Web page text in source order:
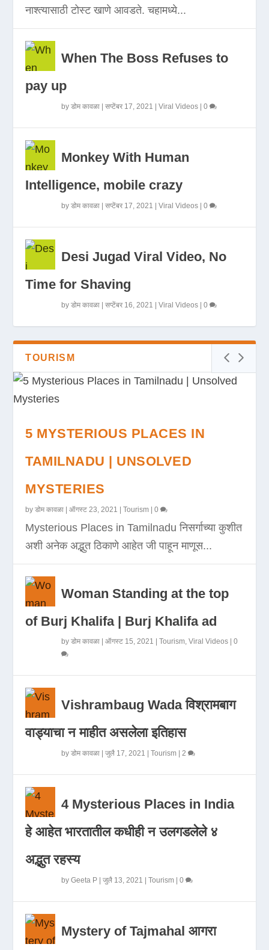
नाश्त्यासाठी टोस्ट खाणे आवडते. चहामध्ये...
When The Boss Refuses to
pay up
byडोम कावळा |सप्टेंबर 17, 2021 |Viral Videos |0
Monkey With Human
Intelligence, mobile crazy
byडोम कावळा |सप्टेंबर 17, 2021 |Viral Videos |0
Desi Jugad Viral Video, No
Time for Shaving
byडोम कावळा |सप्टेंबर 16, 2021 |Viral Videos |0
TOURISM
5 MYSTERIOUS PLACES IN
TAMILNADU | UNSOLVED
MYSTERIES
byडोम कावळा |ऑगस्ट 23, 2021 |Tourism |0
Mysterious Places in Tamilnadu निसर्गाच्या कुशीत
अशी अनेक अद्भुत ठिकाणे आहेत जी पाहून माणूस...
Woman Standing at the top
of Burj Khalifa | Burj Khalifa ad
byडोम कावळा |ऑगस्ट 15, 2021 |Tourism ,Viral Videos |0
Vishrambaug Wada विश्रामबाग
वाड्याचा न माहीत असलेला इतिहास
byडोम कावळा |जुलै 17, 2021 |Tourism | 2
4 Mysterious Places in India
हे आहेत भारतातील कधीही न उलगडलेले ४
अद्भुत रहस्य
byGeeta P |जुलै 13, 2021 |Tourism |0
Mystery of Tajmahal आगरा